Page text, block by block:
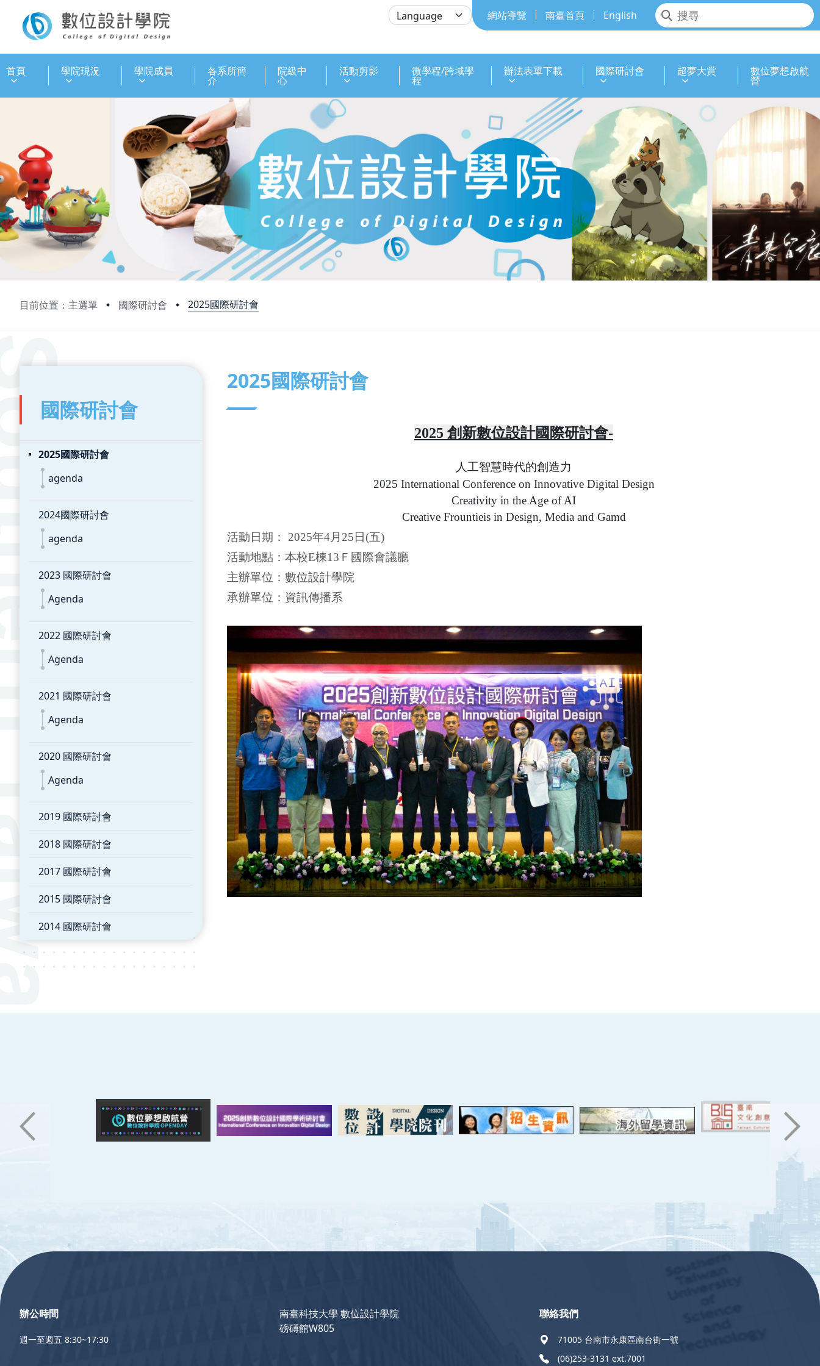
網站導覽 南臺首頁 English
首頁 學院現況 學院成員 各系所簡
介
院級中
心
活動剪影 微學程/跨域學
程
辦法表單下載 國際研討會 超夢大賞 數位夢想啟航
營
目前位置：主選單 國際研討會 2025國際研討會
:::
國際研討會
2025國際研討會
agenda
2024國際研討會
agenda
2023 國際研討會
Agenda
2022 國際研討會
Agenda
2021 國際研討會
Agenda
2020 國際研討會
Agenda
2019 國際研討會
2018 國際研討會
2017 國際研討會
2015 國際研討會
2014 國際研討會
2025國際研討會
2025 創新數位設計國際研討會-
人工智慧時代的創造力
2025 International Conference on Innovative Digital Design
Creativity in the Age of AI
Creative Frountieis in Design, Media and Gamd
活動日期： 2025年4月25日(五)
活動地點：本校E棟13Ｆ國際會議廳
主辦單位：數位設計學院
承辦單位：資訊傳播系
:::
南臺科技大學 數位設計學院
磅礡館W805
聯絡我們
71005 台南市永康區南台街一號
(06)253-3131 ext.7001
辦公時間
週一至週五 8:30~17:30